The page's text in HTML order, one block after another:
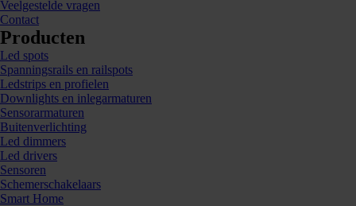
Veelgestelde vragen
Contact
Producten
Led spots
Spanningsrails en railspots
Ledstrips en profielen
Downlights en inlegarmaturen
Sensorarmaturen
Buitenverlichting
Led dimmers
Led drivers
Sensoren
Schemerschakelaars
Smart Home